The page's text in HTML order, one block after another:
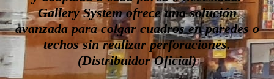
Gallery System ofrece una solución
avanzada para colgar cuadros en paredes o
techos sin realizar perforaciones.
(Distribuidor Oficial)